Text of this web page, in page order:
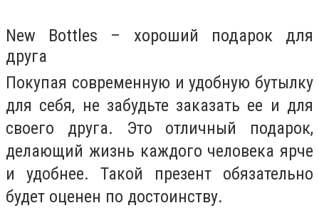
New Bottles – хороший подарок для
друга
Покупая современную и удобную бутылку
для себя, не забудьте заказать ее и для
своего друга. Это отличный подарок,
делающий жизнь каждого человека ярче
и удобнее. Такой презент обязательно
будет оценен по достоинству.